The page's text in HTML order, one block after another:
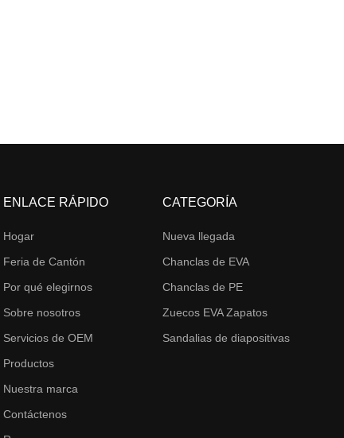
ENLACE RÁPIDO
Hogar
Feria de Cantón
Por qué elegirnos
Sobre nosotros
Servicios de OEM
Productos
Nuestra marca
Contáctenos
CATEGORÍA
Nueva llegada
Chanclas de EVA
Chanclas de PE
Zuecos EVA Zapatos
Sandalias de diapositivas